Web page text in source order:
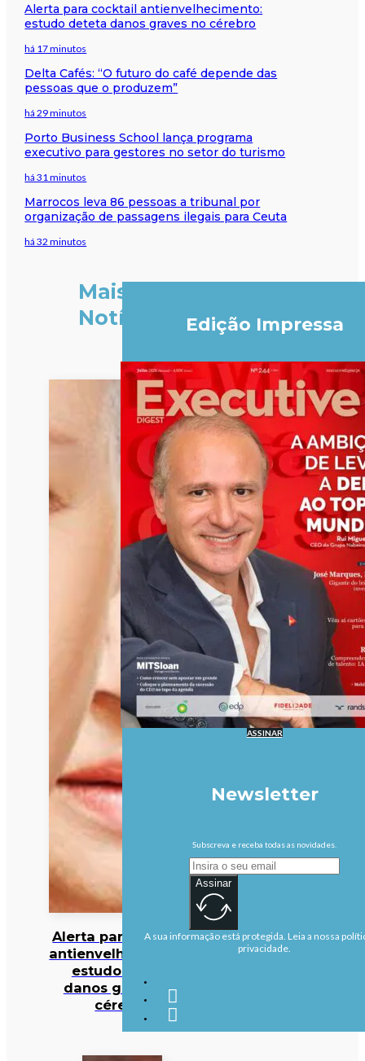
Alerta para cocktail antienvelhecimento:
estudo deteta danos graves no cérebro
há 17 minutos
Delta Cafés: “O futuro do café depende das
pessoas que o produzem”
há 29 minutos
Porto Business School lança programa
executivo para gestores no setor do turismo
há 31 minutos
Marrocos leva 86 pessoas a tribunal por
organização de passagens ilegais para Ceuta
há 32 minutos
Mais
Notícias
Alerta para cocktail
antienvelhecimento:
estudo deteta
danos graves no
cérebro
Edição Impressa
ASSINAR
Newsletter
Subscreva e receba todas as novidades.
Assinar
A sua informação está protegida. Leia a nossa
privacidade.